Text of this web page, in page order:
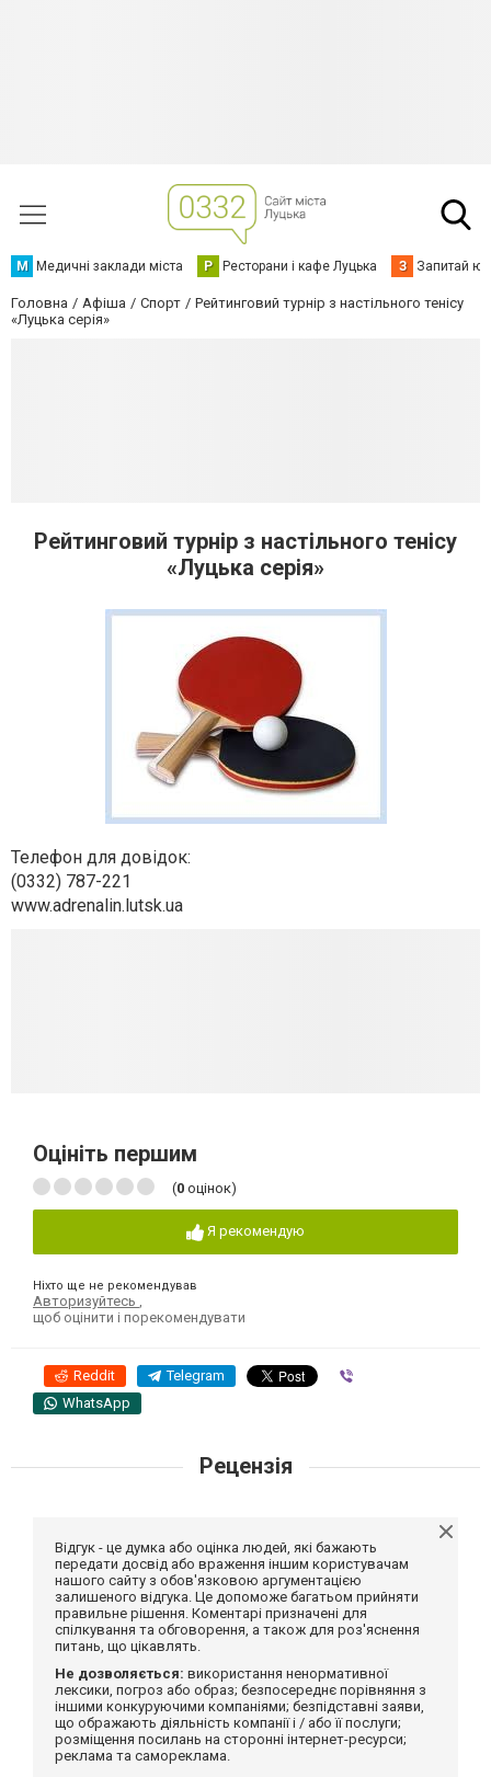
М Медичні заклади міста Р Ресторани і кафе Луцька З Запитай
Головна Афіша Спорт
Рейтинговий турнір з настільного тенісу
«Луцька серія»
Рейтинговий турнір з настільного тенісу
«Луцька серія»
Телефон для довідок:
(0332) 787-221
www.adrenalin.lutsk.ua
Оцініть першим
(0 оцінок)
Я рекомендую
Ніхто ще не рекомендував
Авторизуйтесь
щоб оцінити і порекомендувати
Reddit Telegram
WhatsApp
Рецензія
Відгук - це думка або оцінка людей, які бажають
передати досвід або враження іншим користувачам
нашого сайту з обов'язковою аргументацією
залишеного відгука. Це допоможе багатьом прийняти
правильне рішення. Коментарі призначені для
спілкування та обговорення, а також для роз'яснення
питань, що цікавлять.
Не дозволяється: використання ненормативної
лексики, погроз або образ; безпосереднє порівняння з
іншими конкуруючими компаніями; безпідставні заяви,
що ображають діяльність компанії і / або її послуги;
розміщення посилань на сторонні інтернет-ресурси;
реклама та самореклама.